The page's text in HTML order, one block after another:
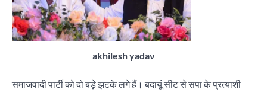
akhilesh yadav
समाजवादी पार्टी को दो बड़े झटके लगे हैं। बदायूं सीट से सपा के प्रत्याशी